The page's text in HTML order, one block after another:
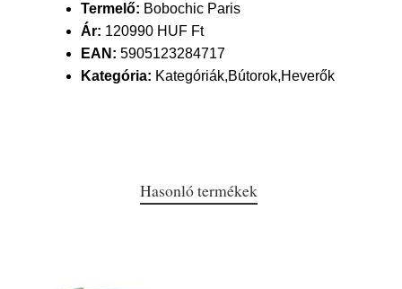
Termelő: Bobochic Paris
Ár: 120990 HUF Ft
EAN: 5905123284717
Kategória: Kategóriák,Bútorok,Heverők
Hasonló termékek